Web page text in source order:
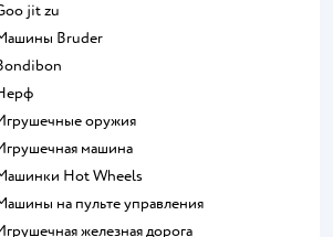
Goo jit zu
Машины Bruder
Bondibon
Нерф
Игрушечные оружия
Игрушечная машина
Машинки Hot Wheels
Машины на пульте управления
Игрушечная железная дорога